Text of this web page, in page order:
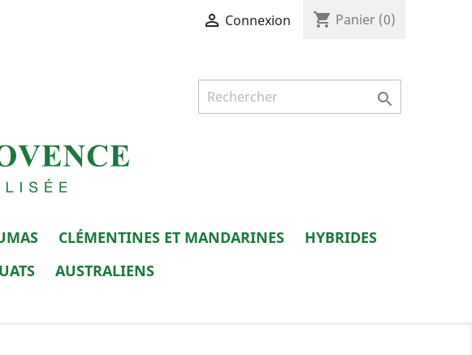
 Connexion shopping_cart Panier (0)
CLÉMENTINES ET MANDARINES
HYBRIDES
AUSTRALIENS
